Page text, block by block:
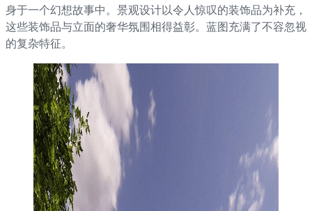
身于一个幻想故事中。景观设计以令人惊叹的装饰品为补充，
这些装饰品与立面的奢华氛围相得益彰。蓝图充满了不容忽视
的复杂特征。